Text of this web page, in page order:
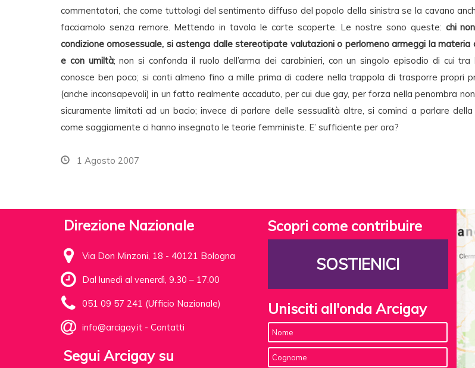
commentatori, che come tuttologi del sentimento diffuso del popolo della sinistra se la cavano
facciamolo senza remore. Mettendo in tavola le carte scoperte. Le nostre sono queste: chi
condizione omosessuale, si astenga dalle stereotipate valutazioni o perlomeno armeggi la materia
e con umiltà; non si confonda il ruolo dell’arma dei carabinieri, con un singolo episodio di cui tra
conosce ben poco; si conti almeno fino a mille prima di cadere nella trappola di trasporre propri
(anche inconsapevoli) in un fatto realmente accaduto, per cui due gay, per forza nella penombra
sicuramente limitati ad un bacio; invece di parlare delle sessualità altre, si cominci a parlare della
come saggiamente ci hanno insegnato le teorie femministe. E’ sufficiente per ora?
1 Agosto 2007
Direzione Nazionale
Via Don Minzoni, 18 - 40121 Bologna
Dal lunedì al venerdì, 9.30 – 17.00
051 09 57 241 (Ufficio Nazionale)
info@arcigay.it - Contatti
Segui Arcigay su
Scopri come contribuire
SOSTIENICI
Unisciti all'onda Arcigay